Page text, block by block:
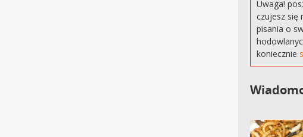
Uwaga!
czujesz się
pisania o
koniecznie